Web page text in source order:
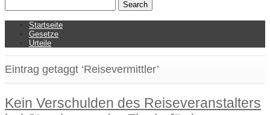
Startseite
Gesetze
Urteile
Eintrag getaggt ‘Reisevermittler’
Kein Verschulden des Reiseveranstalters